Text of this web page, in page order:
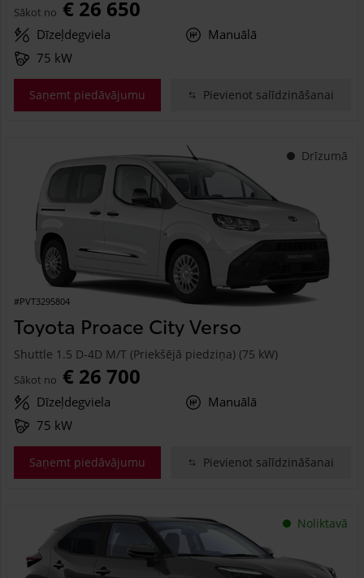
Sākot no € 26 650
Dīzeļdegviela
Manuālā
75 kW
Saņemt piedāvājumu Pievienot salīdzināšanai
Drīzumā
#PVT3295804
Toyota Proace City Verso
Shuttle 1.5 D-4D M/T (Priekšējā piedziņa) (75 kW)
Sākot no € 26 700
Dīzeļdegviela
Manuālā
75 kW
Saņemt piedāvājumu Pievienot salīdzināšanai
Noliktavā